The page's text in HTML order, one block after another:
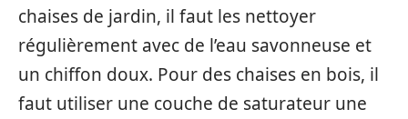
chaises de jardin, il faut les nettoyer
régulièrement avec de l’eau savonneuse et
un chiffon doux. Pour des chaises en bois, il
faut utiliser une couche de saturateur une